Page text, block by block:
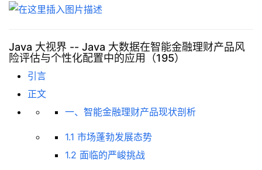
Java 大视界 -- Java 大数据在智能金融理财产品风
险评估与个性化配置中的应用（195）
引言
正文
一、智能金融理财产品现状剖析
1.1 市场蓬勃发展态势
1.2 面临的严峻挑战